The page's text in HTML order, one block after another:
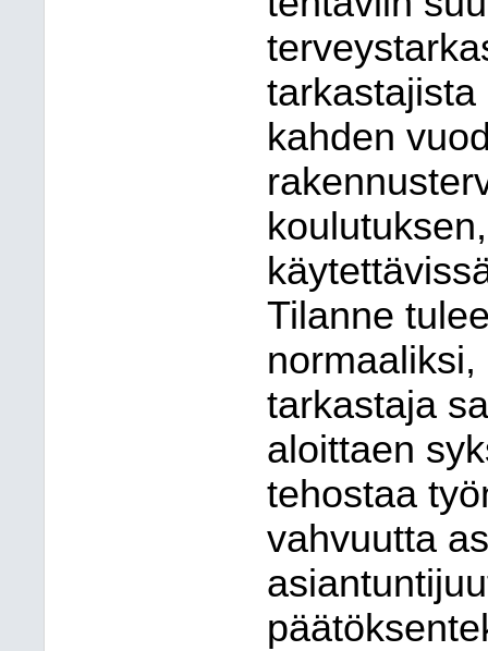
kahden
Tilanne
tarkastaja
aloittaen
tehostaa
vahvuutta